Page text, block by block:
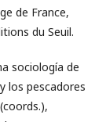
de France,
du Seuil.
sociología de
los pescadores